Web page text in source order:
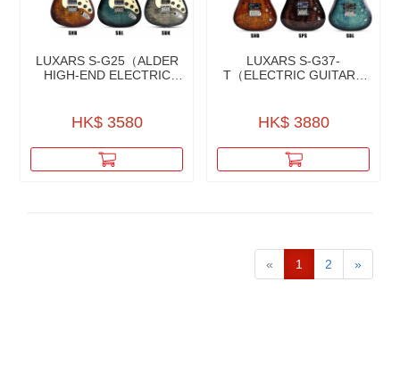
LUXARS S-G25（ALDER
HIGH-END ELECTRIC
HK$ 3580
LUXARS S-G37-
T（ELECTRIC GUITARS
HK$ 3880
« 1 2 »